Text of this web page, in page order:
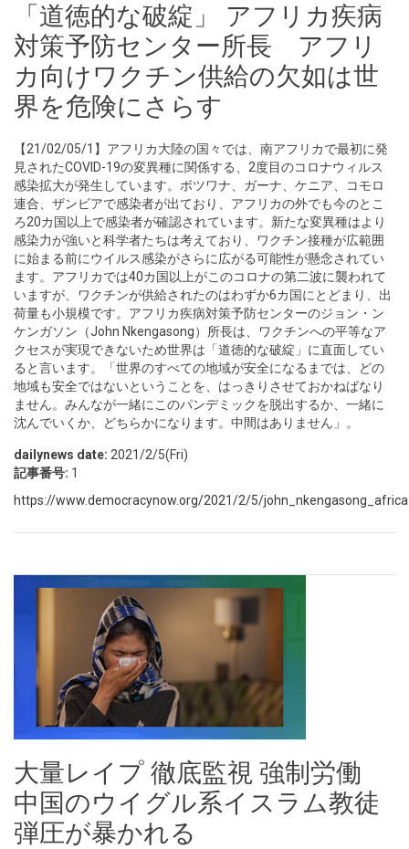
「道徳的な破綻」 アフリカ疾病
対策予防センター所長 アフリ
カ向けワクチン供給の欠如は世
界を危険にさらす
【21/02/05/1】アフリカ大陸の国々では、南アフリカで最初に発
見されたCOVID-19の変異種に関係する、2度目のコロナウィルス
感染拡大が発生しています。ボツワナ、ガーナ、ケニア、コモロ
連合、ザンビアで感染者が出ており、アフリカの外でも今のとこ
ろ20カ国以上で感染者が確認されています。新たな変異種はより
感染力が強いと科学者たちは考えており、ワクチン接種が広範囲
に始まる前にウイルス感染がさらに広がる可能性が懸念されてい
ます。アフリカでは40カ国以上がこのコロナの第二波に襲われて
いますが、ワクチンが供給されたのはわずか6カ国にとどまり、出
荷量も小規模です。アフリカ疾病対策予防センターのジョン・ン
ケンガソン（John Nkengasong）所長は、ワクチンへの平等なア
クセスが実現できないため世界は「道徳的な破綻」に直面してい
ると言います。「世界のすべての地域が安全になるまでは、どの
地域も安全ではないということを、はっきりさせておかねばなり
ません。みんなが一緒にこのパンデミックを脱出するか、一緒に
沈んでいくか、どちらかになります。中間はありません」。
dailynews date: 2021/2/5(Fri)
記事番号: 1
https://www.democracynow.org/2021/2/5/
大量レイプ 徹底監視 強制労働
中国のウイグル系イスラム教徒
弾圧が暴かれる